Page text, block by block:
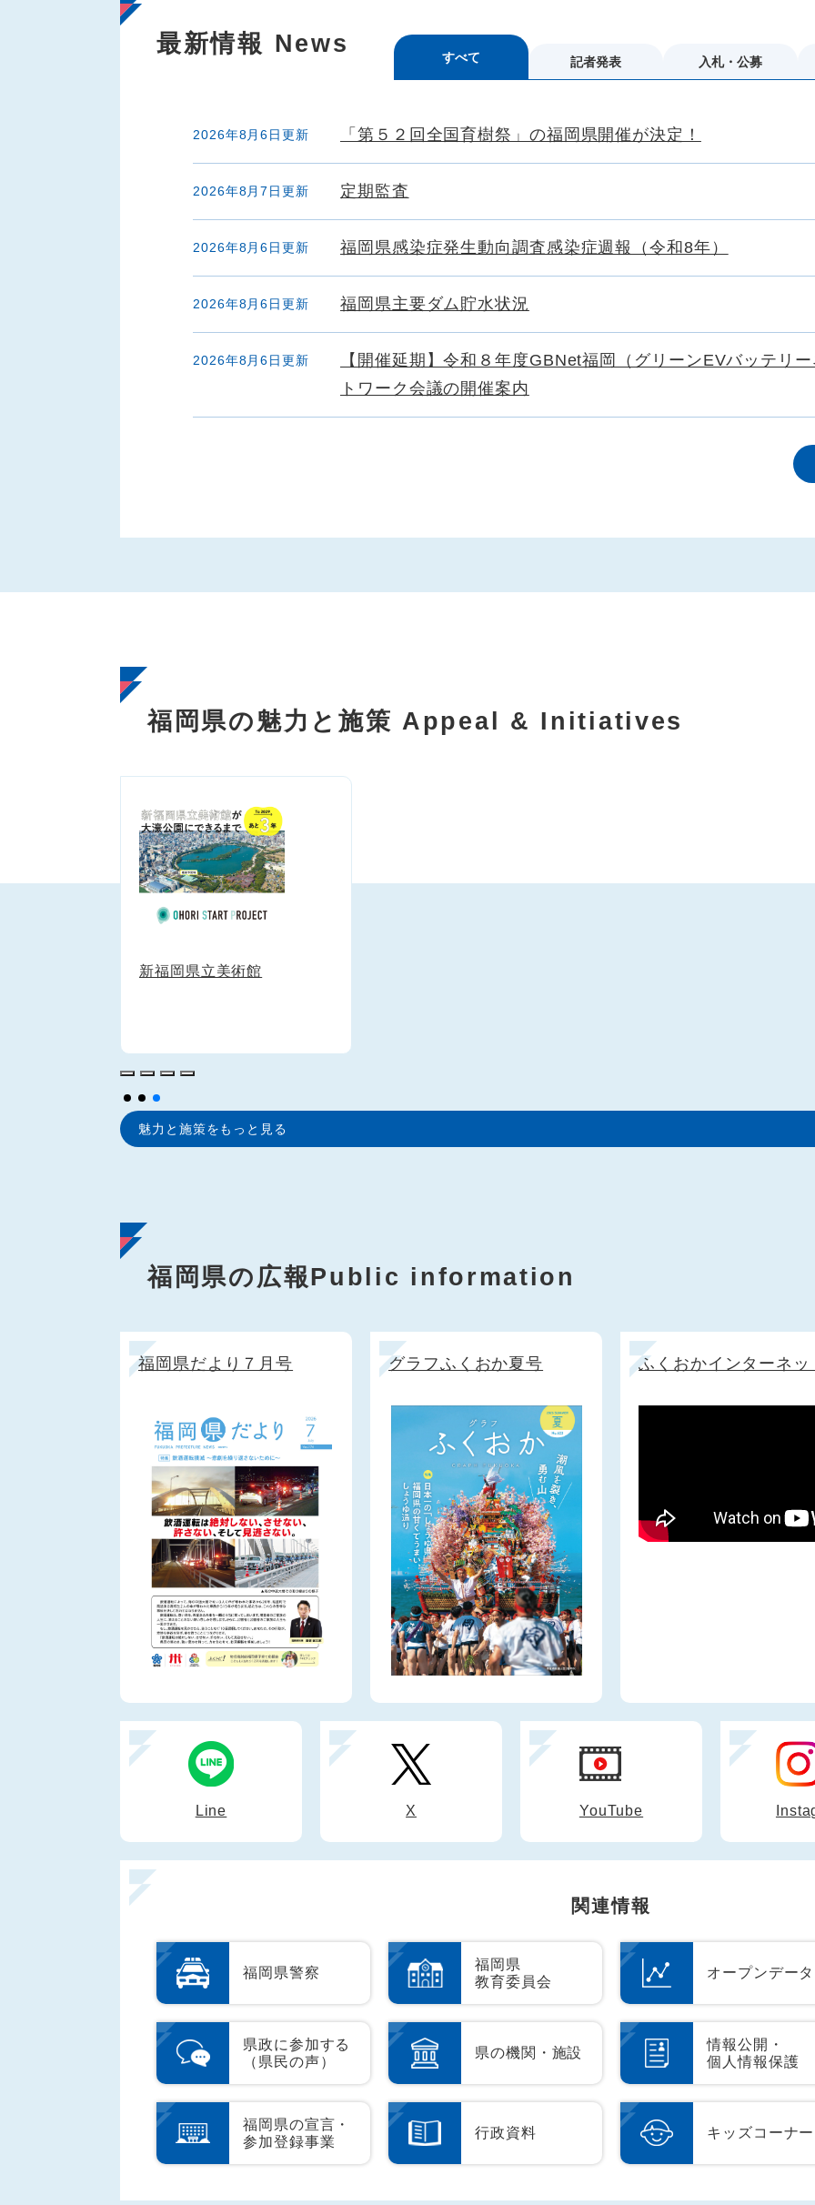
最新情報 News すべて 記者発表 入札・公募
2026年8月6日更新 「第５２回全国育樹祭」の福岡県開催が決定！
2026年8月7日更新 定期監査
2026年8月6日更新 福岡県感染症発生動向調査感染症週報（令和8年）
2026年8月6日更新 福岡県主要ダム貯水状況
2026年8月6日更新
【開催延期】令和８年度GBNet福岡（グリーンEVバッテリ
トワーク会議の開催案内
福岡県の魅力と施策 Appeal & Initiatives
魅力と施策をもっと見る
福岡県の広報Public information
福岡県だより７月号 グラフふくおか夏号 ふくおかインターネッ
Line X YouTube
関連情報
福岡県警察
福岡県
教育委員会
オープンデータ
県政に参加する
（県民の声）
県の機関・施設
情報公開・
個人情報保護
福岡県の宣言・
参加登録事業
行政資料 キッズコーナー